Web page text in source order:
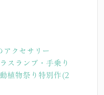
クセサリー
スランプ・手乗り
植物祭り特別作(2